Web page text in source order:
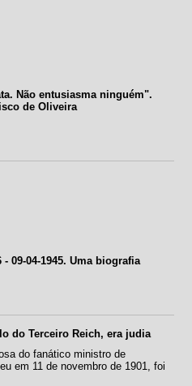
Não entusiasma ninguém".
de Oliveira
09-04-1945. Uma biografia
do Terceiro Reich, era judia
do fanático ministro de
em 11 de novembro de 1901, foi